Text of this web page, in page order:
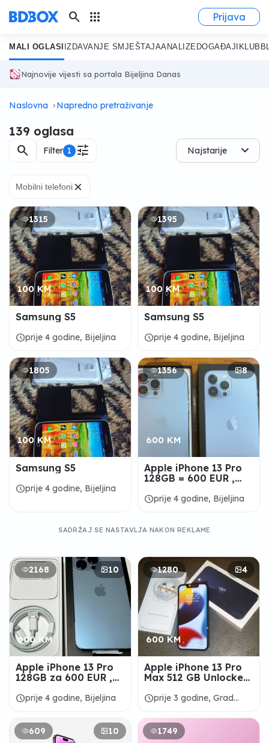
search apps Prijava
MALI OGLASI IZDAVANJE SMJEŠTAJAANALIZE DOGAĐAJI KLUB
Najnovije vijesti sa portala Bijeljina Danas
Naslovna Napredno pretraživanje
139 oglasa
search Filter 1 tune Najstarije
Mobilni telefoni×
1315
100 KM
Samsung S5
scheduleprije 4 godine, Bijeljina
1395
100 KM
Samsung S5
scheduleprije 4 godine, Bijeljina
1805
100 KM
Samsung S5
scheduleprije 4 godine, Bijeljina
1356 8
600 KM
Apple iPhone 13 Pro
128GB = 600 EUR ,
128GB = 650 EUR
scheduleprije 4 godine, Bijeljina
SADRŽAJ SE NASTAVLJA NAKON REKLAME
2168 10
600 KM
Apple iPhone 13 Pro
128GB za 600 EUR ,
128GB za 650 EUR
scheduleprije 4 godine, Bijeljina
1280 4
600 KM
Apple iPhone 13 Pro
Max 512 GB Unlocked
scheduleprije 3 godine, Grad
609
10 1749